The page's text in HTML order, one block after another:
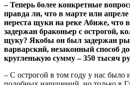
– Теперь более конкретные
правда ли, что в марте или
нереста щуки на реке Абиже, что
задержан браконьер с острогой,
щуку? Якобы он был задержан
варварский, незаконный способ
кругленькую сумму – 350 тысяч
– С острогой в том году у нас было